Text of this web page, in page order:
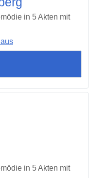
in 5 Akten mit
in 5 Akten mit